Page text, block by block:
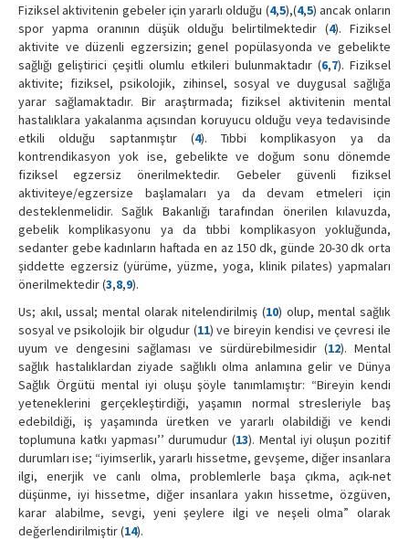
Fiziksel aktivitenin gebeler için yararlı olduğu (4,5),(4,5) ancak onların
spor yapma oranının düşük olduğu belirtilmektedir (4). Fiziksel
aktivite ve düzenli egzersizin; genel popülasyonda ve gebelikte
sağlığı geliştirici çeşitli olumlu etkileri bulunmaktadır (6,7). Fiziksel
aktivite; fiziksel, psikolojik, zihinsel, sosyal ve duygusal sağlığa
yarar sağlamaktadır. Bir araştırmada; fiziksel aktivitenin mental
hastalıklara yakalanma açısından koruyucu olduğu veya tedavisinde
etkili olduğu saptanmıştır (4). Tıbbi komplikasyon ya da
kontrendikasyon yok ise, gebelikte ve doğum sonu dönemde
fiziksel egzersiz önerilmektedir. Gebeler güvenli fiziksel
aktiviteye/egzersize başlamaları ya da devam etmeleri için
desteklenmelidir. Sağlık Bakanlığı tarafından önerilen kılavuzda,
gebelik komplikasyonu ya da tıbbi komplikasyon yokluğunda,
sedanter gebe kadınların haftada en az 150 dk, günde 20-30 dk orta
şiddette egzersiz (yürüme, yüzme, yoga, klinik pilates) yapmaları
önerilmektedir (3,8,9).
Us; akıl, ussal; mental olarak nitelendirilmiş (10) olup, mental sağlık
sosyal ve psikolojik bir olgudur (11) ve bireyin kendisi ve çevresi ile
uyum ve dengesini sağlaması ve sürdürebilmesidir (12). Mental
sağlık hastalıklardan ziyade sağlıklı olma anlamına gelir ve Dünya
Sağlık Örgütü mental iyi oluşu şöyle tanımlamıştır: “Bireyin kendi
yeteneklerini gerçekleştirdiği, yaşamın normal stresleriyle baş
edebildiği, iş yaşamında üretken ve yararlı olabildiği ve kendi
toplumuna katkı yapması’’ durumudur (13). Mental iyi oluşun pozitif
durumları ise; “iyimserlik, yararlı hissetme, gevşeme, diğer insanlara
ilgi, enerjik ve canlı olma, problemlerle başa çıkma, açık-net
düşünme, iyi hissetme, diğer insanlara yakın hissetme, özgüven,
karar alabilme, sevgi, yeni şeylere ilgi ve neşeli olma” olarak
değerlendirilmiştir (14).